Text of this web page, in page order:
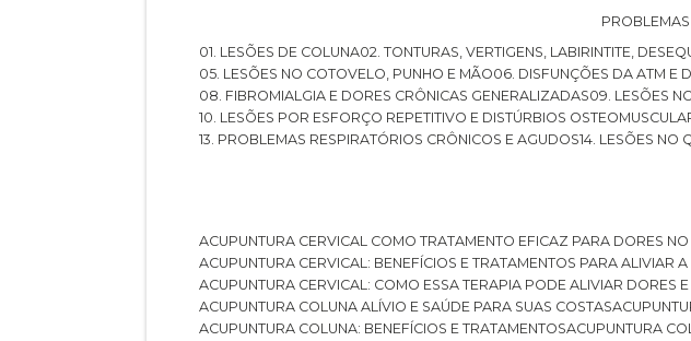
01. LESÕES DE COLUNA
02. TONTURAS, VERTIGENS, LABIRINTITE,
05. LESÕES NO COTOVELO, PUNHO E MÃO
06. DISFUNÇÕES DA ATM E
08. FIBROMIALGIA E DORES CRÔNICAS GENERALIZADAS
09. LESÕES
10. LESÕES POR ESFORÇO REPETITIVO E DISTÚRBIOS
13. PROBLEMAS RESPIRATÓRIOS CRÔNICOS E AGUDOS 14. LESÕES NO
ACUPUNTURA CERVICAL COMO TRATAMENTO EFICAZ PARA DORES
ACUPUNTURA CERVICAL: BENEFÍCIOS E TRATAMENTOS PARA ALIVIAR
ACUPUNTURA CERVICAL: COMO ESSA TERAPIA PODE ALIVIAR DORES
ACUPUNTURA COLUNA ALÍVIO E SAÚDE PARA SUAS COSTAS
ACUPUNTURA COLUNA: BENEFÍCIOS E TRATAMENTOS
ACUPUNTURA